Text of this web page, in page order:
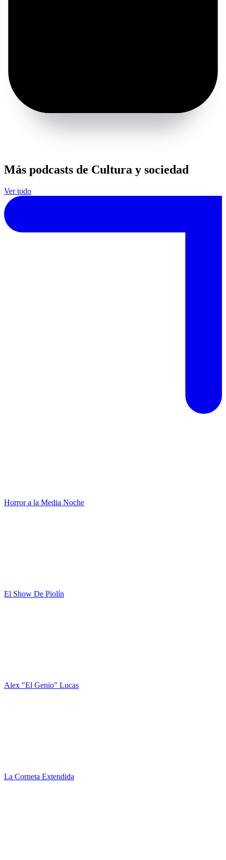
Más podcasts de Cultura y sociedad
Ver todo
Horror a la Media Noche
El Show De Piolín
Alex "El Genio" Lucas
La Corneta Extendida